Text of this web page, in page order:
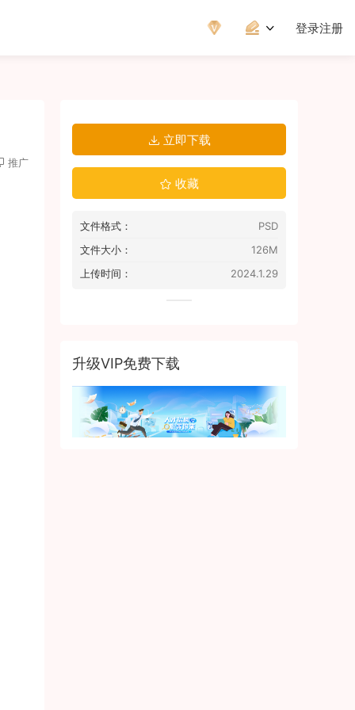
登录注册
推广
立即下载
收藏
文件格式：
PSD
文件大小：
126M
上传时间：
2024.1.29
升级VIP免费下载